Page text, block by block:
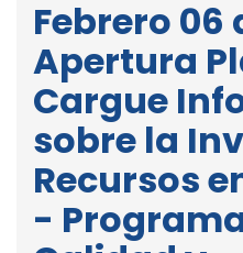
Febrero 06
Apertura
Cargue
sobre la
Recursos
-